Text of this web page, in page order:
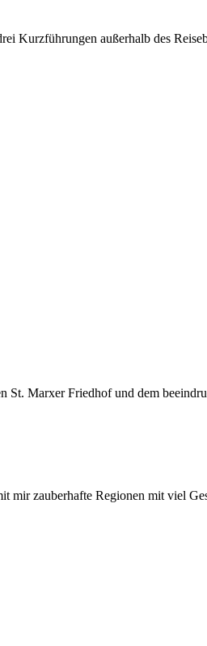
Kurzführungen außerhalb des
St. Marxer Friedhof und dem
zauberhafte Regionen mit viel